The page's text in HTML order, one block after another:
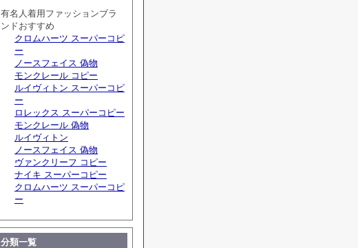
有名人着用ファッションブラ
ンドおすすめ
クロムハーツ スーパーコピ
ー
ノースフェイス 偽物
モンクレール コピー
ルイヴィトン スーパーコピ
ー
ロレックス スーパーコピー
モンクレール 偽物
ルイヴィトン
ノースフェイス 偽物
ヴァンクリーフ コピー
ナイキ スーパーコピー
クロムハーツ スーパーコピ
ー
分類一覧